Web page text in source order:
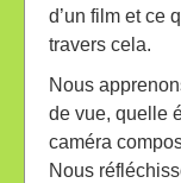
d’un film et ce
travers cela.
Nous
de vue, quelle
caméra
Nous